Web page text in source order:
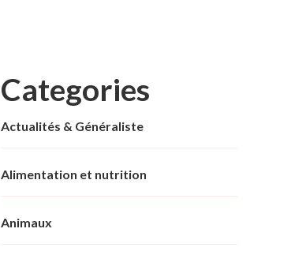
Categories
Actualités & Généraliste
Alimentation et nutrition
Animaux